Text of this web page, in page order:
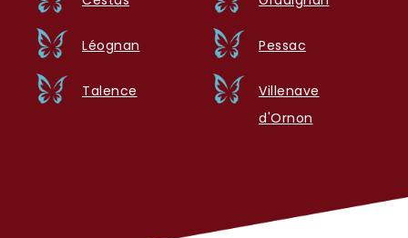
Léognan Pessac
Talence
Villenave
d'Ornon